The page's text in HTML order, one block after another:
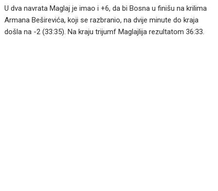
U dva navrata Maglaj je imao i +6, da bi Bosna u finišu na krilima
Armana Beširevića, koji se razbranio, na dvije minute do kraja
došla na -2 (33:35). Na kraju trijumf Maglajlija rezultatom 36:33.